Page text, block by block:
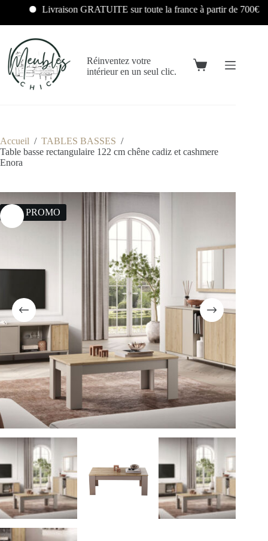
Livraison GRATUITE sur toute la france à partir de 700€
Réinventez votre
intérieur en un seul clic.
Accueil / TABLES BASSES /
Table basse rectangulaire 122 cm chêne cadiz et cashmere
Enora
21% PROMO